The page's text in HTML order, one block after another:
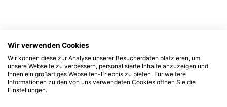
Wir verwenden Cookies
Wir können diese zur Analyse unserer Besucherdaten platzieren, um
unsere Webseite zu verbessern, personalisierte Inhalte anzuzeigen und
Ihnen ein großartiges Webseiten-Erlebnis zu bieten. Für weitere
Informationen zu den von uns verwendeten Cookies öffnen Sie die
Einstellungen.